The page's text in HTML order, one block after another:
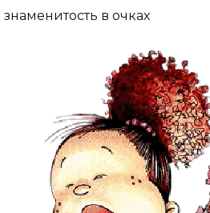
знаменитость в очках